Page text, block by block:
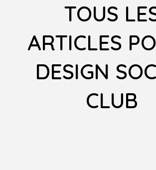
TOUS
ARTICLES
DESIGN
CLUB